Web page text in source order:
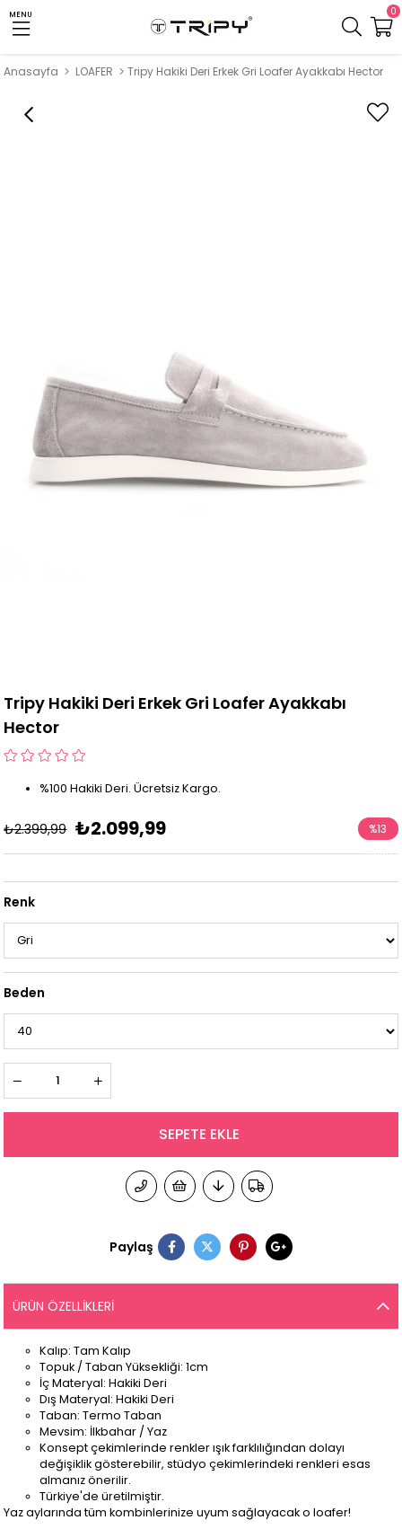
MENU 0
Anasayfa LOAFER Tripy Hakiki Deri Erkek Gri Loafer Ayakkabı Hector
Tripy Hakiki Deri Erkek Gri Loafer Ayakkabı
Hector
%100 Hakiki Deri. Ücretsiz Kargo.
₺2.399,99 ₺2.099,99 %13
İndirim
Renk
Beden
Paylaş
ÜRÜN ÖZELLIKLERI
Kalıp: Tam Kalıp
Topuk / Taban Yüksekliği: 1cm
İç Materyal: Hakiki Deri
Dış Materyal: Hakiki Deri
Taban: Termo Taban
Mevsim: İlkbahar / Yaz
Konsept çekimlerinde renkler ışık farklılığından dolayı
değişiklik gösterebilir, stüdyo çekimlerindeki renkleri esas
almanız önerilir.
Türkiye'de üretilmiştir.
Yaz aylarında tüm kombinlerinize uyum sağlayacak o loafer!